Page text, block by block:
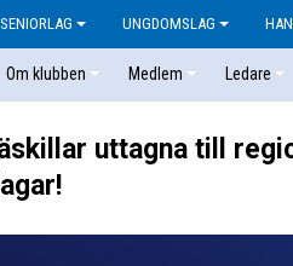
SENIORLAG UNGDOMSLAG
Om klubben Medlem Ledare
uttagna till